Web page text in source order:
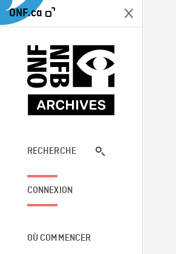
ONF.ca
RECHERCHE
CONNEXION
OÙ COMMENCER